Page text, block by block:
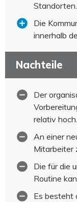
Standorten.
Die
innerhalb
Nachteile
Der
relativ hoch.
An einer
Mitarbeiter
Die für die
Routine
Es besteht